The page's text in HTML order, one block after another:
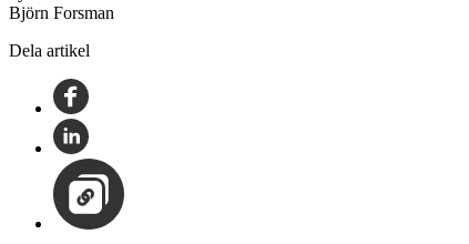
Björn Forsman
Dela artikel